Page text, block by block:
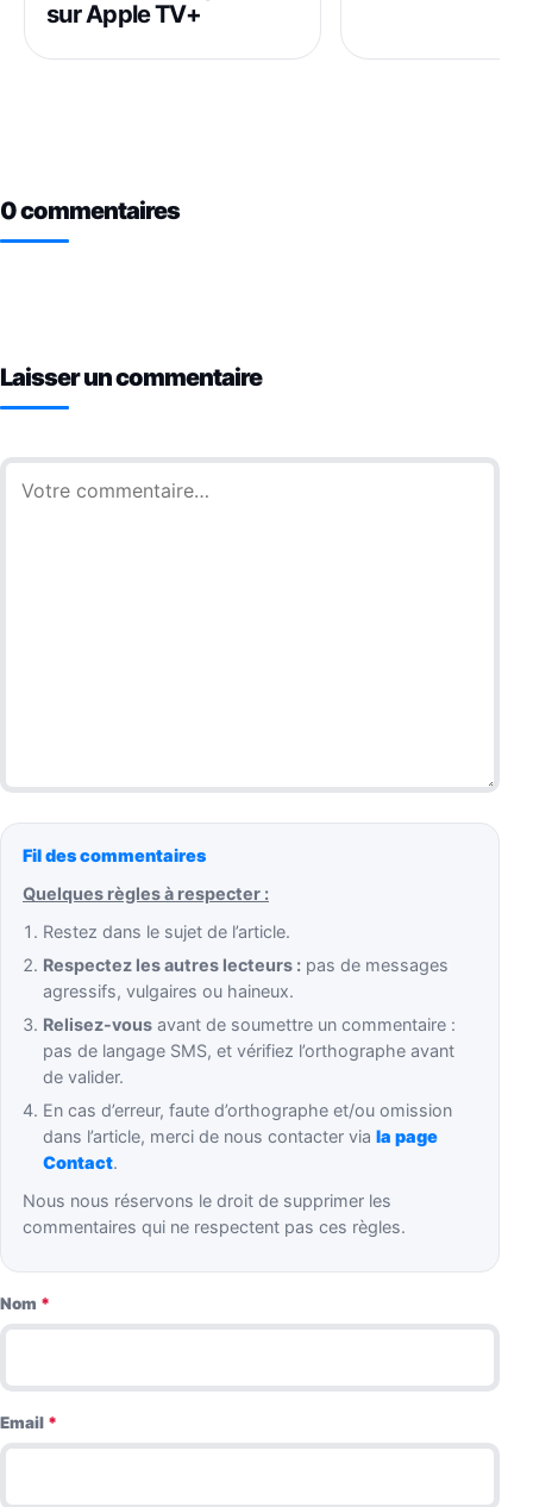
sur Apple TV+
0 commentaires
Laisser un commentaire
Commentaire
Fil des commentaires
Quelques règles à respecter :
Restez dans le sujet de l’article.
Respectez les autres lecteurs : pas de messages
agressifs, vulgaires ou haineux.
Relisez-vous avant de soumettre un commentaire :
pas de langage SMS, et vérifiez l’orthographe avant
de valider.
En cas d’erreur, faute d’orthographe et/ou omission
dans l’article, merci de nous contacter viala page
Contact.
Nous nous réservons le droit de supprimer les
commentaires qui ne respectent pas ces règles.
Nom *
Email *